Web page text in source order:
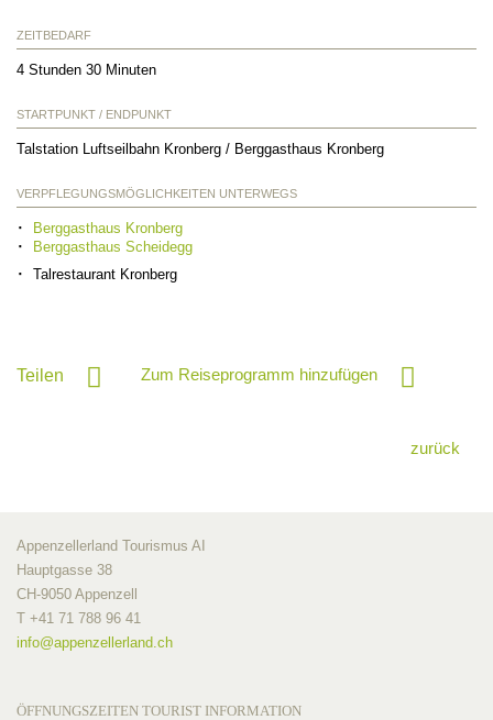
ZEITBEDARF
4 Stunden 30 Minuten
STARTPUNKT / ENDPUNKT
Talstation Luftseilbahn Kronberg / Berggasthaus Kronberg
VERPFLEGUNGSMÖGLICHKEITEN UNTERWEGS
Berggasthaus Kronberg
Berggasthaus Scheidegg
Talrestaurant Kronberg
Teilen Zum Reiseprogramm hinzufügen
zurück
Appenzellerland Tourismus AI
Hauptgasse 38
CH-9050 Appenzell
T +41 71 788 96 41
info@appenzellerland.ch
ÖFFNUNGSZEITEN TOURIST INFORMATION